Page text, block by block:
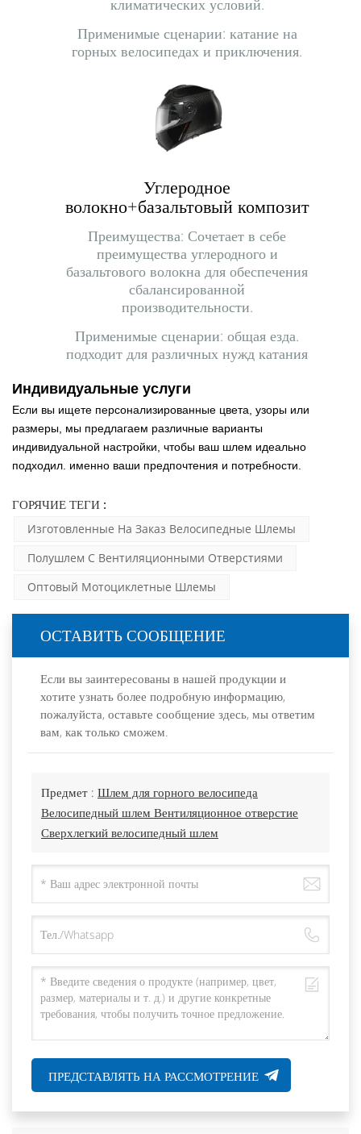
Применимые сценарии: катание на
горных велосипедах и приключения.
Углеродное
волокно+базальтовый композит
Преимущества: Сочетает в себе
преимущества углеродного и
базальтового волокна для обеспечения
сбалансированной
производительности.
Применимые сценарии: общая езда.
подходит для различных нужд катания
Индивидуальные услуги
Если вы ищете персонализированные цвета, узоры или
размеры, мы предлагаем различные варианты
индивидуальной настройки, чтобы ваш шлем идеально
подходил. именно ваши предпочтения и потребности.
ГОРЯЧИЕ ТЕГИ :
Изготовленные На Заказ Велосипедные Шлемы
Полушлем С Вентиляционными Отверстиями
Oптовый Мотоциклетные Шлемы
ОСТАВИТЬ СООБЩЕНИЕ
Если вы заинтересованы в нашей продукции и
хотите узнать более подробную информацию,
пожалуйста, оставьте сообщение здесь, мы ответим
вам, как только сможем.
Предмет : Шлем для горного велосипеда
Велосипедный шлем Вентиляционное отверстие
Сверхлегкий велосипедный шлем
ПРЕДСТАВЛЯТЬ НА РАССМОТРЕНИЕ